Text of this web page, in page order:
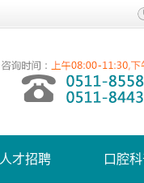
人才招聘 口腔